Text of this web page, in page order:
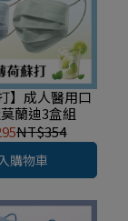
】成人醫用口
莫蘭迪3盒組
NT$354
購物車